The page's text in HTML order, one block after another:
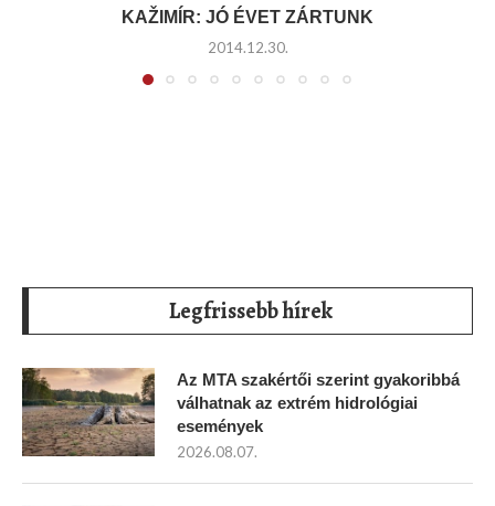
KAŽIMÍR: JÓ ÉVET ZÁRTUNK
2014.12.30.
Legfrissebb hírek
Az MTA szakértői szerint gyakoribbá
válhatnak az extrém hidrológiai
események
2026.08.07.